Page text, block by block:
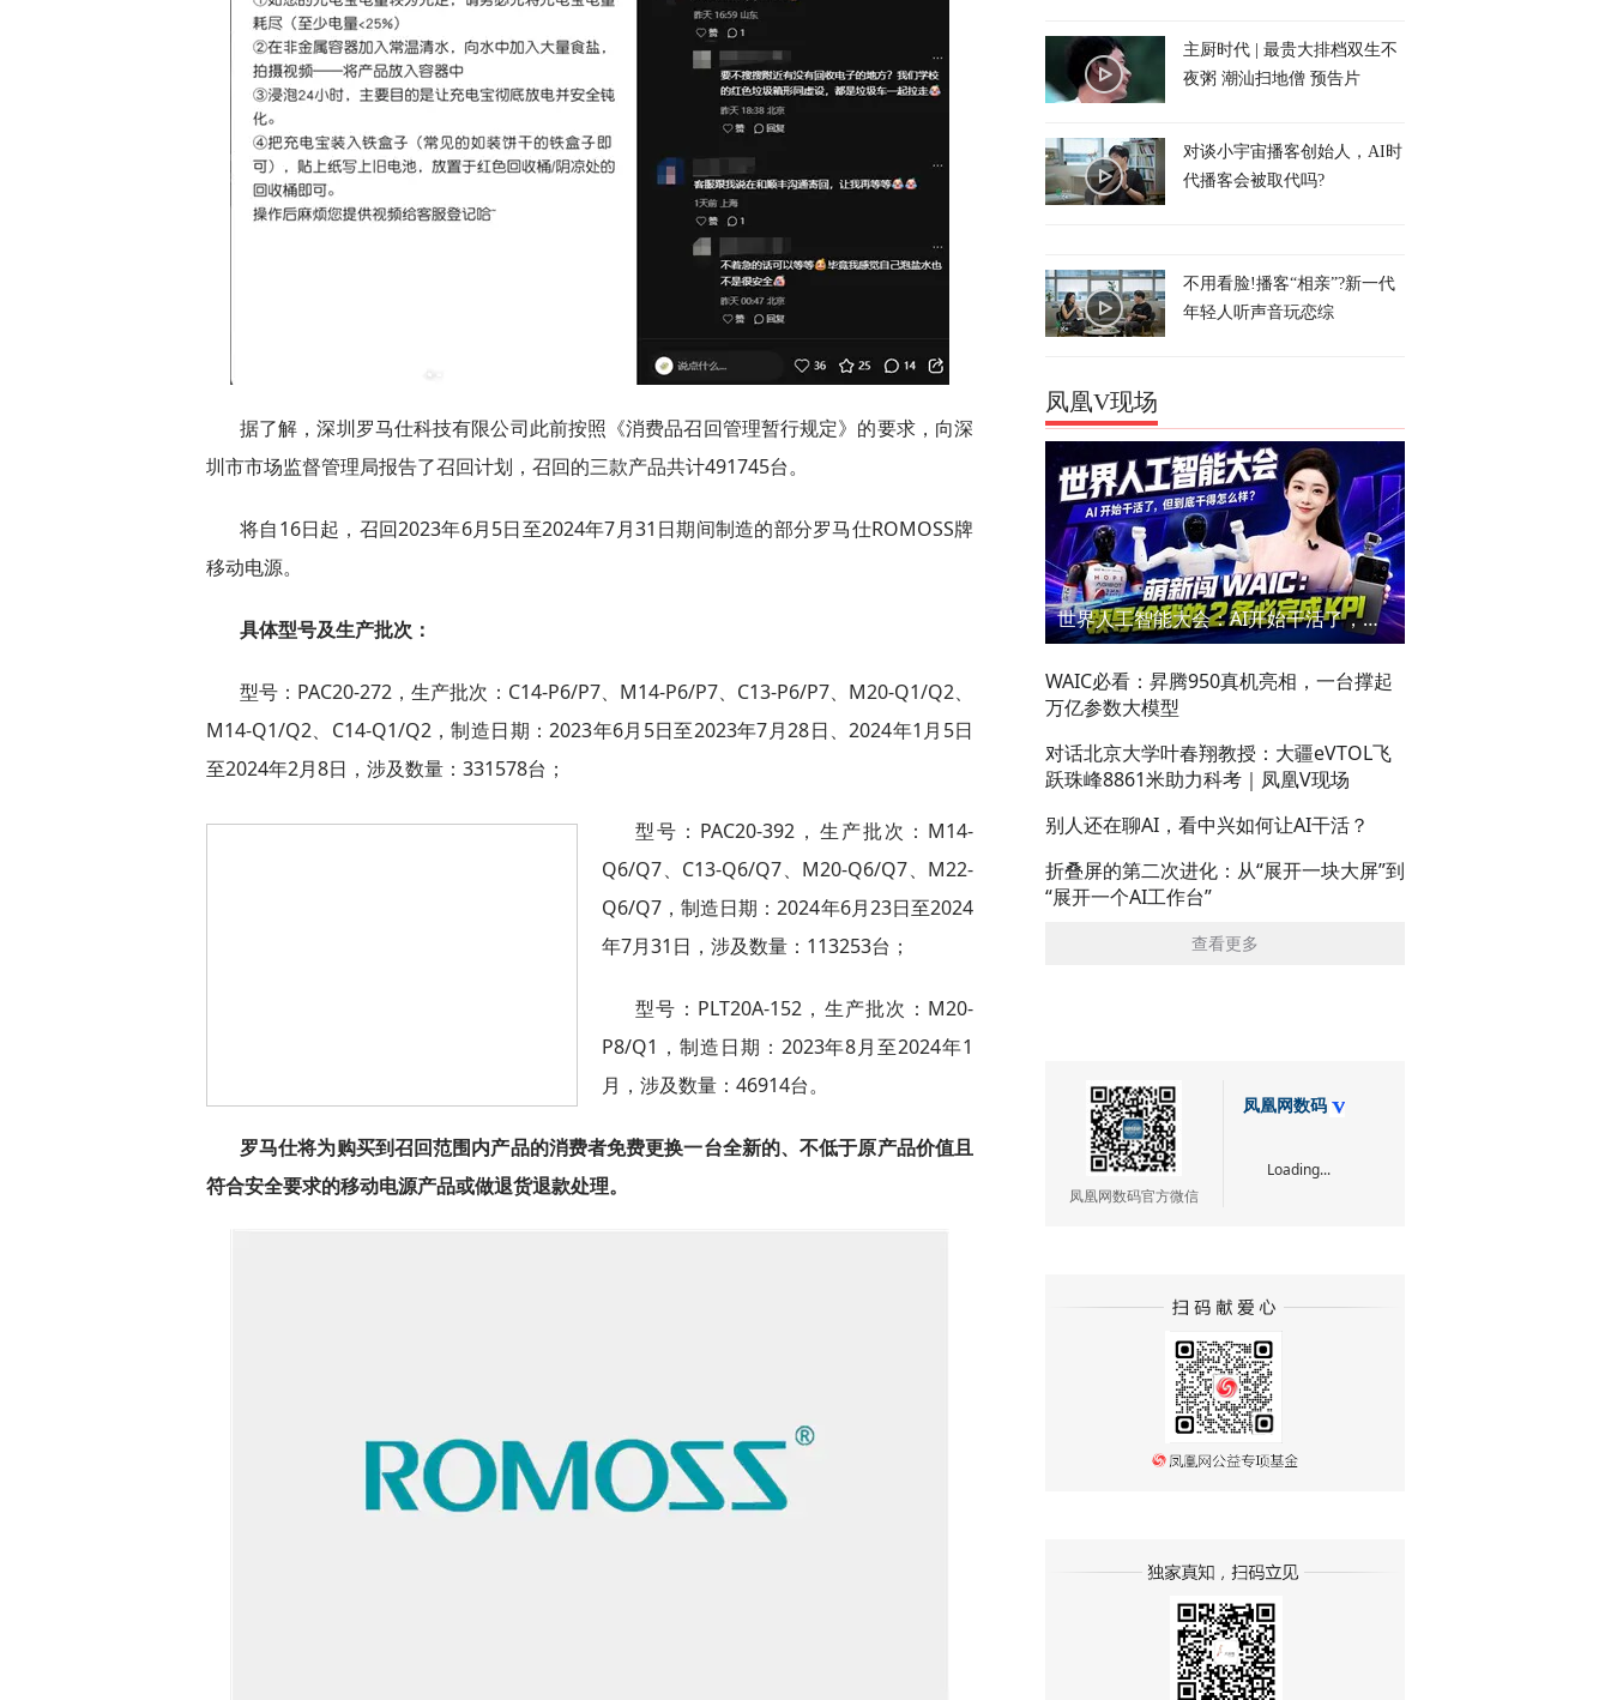
据了解，深圳罗马仕科技有限公司此前按照《消费品召回管理暂行规定》的要求，向深
圳市市场监督管理局报告了召回计划，召回的三款产品共计491745台。
将自16日起，召回2023年6月5日至2024年7月31日期间制造的部分罗马仕ROMOSS牌
移动电源。
具体型号及生产批次：
型号：PAC20-272，生产批次：C14-P6/P7、M14-P6/P7、C13-P6/P7、M20-Q1/Q2、
M14-Q1/Q2、C14-Q1/Q2，制造日期：2023年6月5日至2023年7月28日、2024年1月5日
至2024年2月8日，涉及数量：331578台；
型号：PAC20-392，生产批次：M14-
Q6/Q7、C13-Q6/Q7、M20-Q6/Q7、M22-
Q6/Q7，制造日期：2024年6月23日至2024
年7月31日，涉及数量：113253台；
型号：PLT20A-152，生产批次：M20-
P8/Q1，制造日期：2023年8月至2024年1
月，涉及数量：46914台。
罗马仕将为购买到召回范围内产品的消费者免费更换一台全新的、不低于原产品价值且
符合安全要求的移动电源产品或做退货退款处理。
主厨时代 | 最贵大排档双生不
夜粥 潮汕扫地僧 预告片
对谈小宇宙播客创始人，AI时
代播客会被取代吗?
不用看脸!播客“相亲”?新一代
年轻人听声音玩恋综
凤凰V现场
世界人工智能大会：AI开始干活了，但到底干的怎么样？萌新闯WAIC
WAIC必看：昇腾950真机亮相，一台撑起
万亿参数大模型
对话北京大学叶春翔教授：大疆eVTOL飞
跃珠峰8861米助力科考｜凤凰V现场
别人还在聊AI，看中兴如何让AI干活？
折叠屏的第二次进化：从“展开一块大屏”到
“展开一个AI工作台”
查看更多
凤凰网数码官方微信
凤凰网数码
Loading...